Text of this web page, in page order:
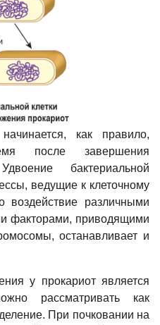
начинается, как правило,
после завершения
бактериальной
ведущие к клеточному
воздействие различными
факторами, приводящими
останавливает и
у прокариот является
рассматривать как
При почковании на